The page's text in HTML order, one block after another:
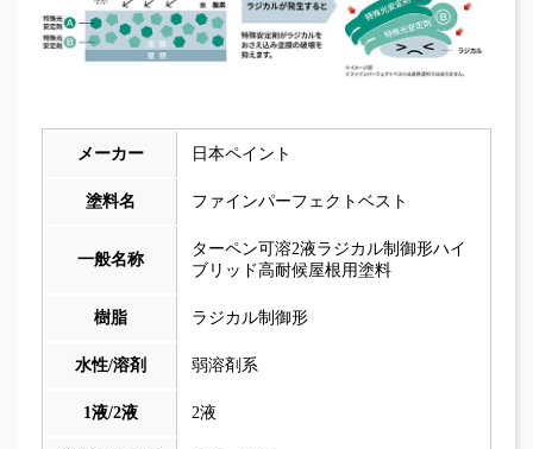
メーカー 日本ペイント
塗料名 ファインパーフェクトベスト
一般名称
ターペン可溶2液ラジカル制御形ハイ
ブリッド高耐候屋根用塗料
樹脂 ラジカル制御形
水性/溶剤 弱溶剤系
1液/2液 2液